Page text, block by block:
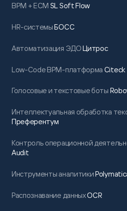
BPM + ECM SL Soft Flow
HR-системыБОСС
Автоматизация ЭДОЦитрос
Low-Code BPM-платформа Citeck
Голосовые и текстовые боты
Интеллектуальная обработка
Преферентум
Контроль операционной
Audit
Инструменты аналитики
Распознавание данныхOCR